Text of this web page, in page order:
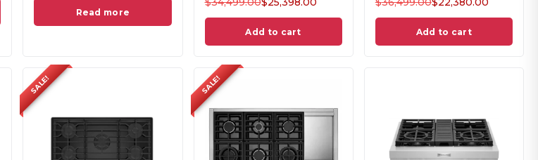
Read more
Add to cart Add to cart
SALE! SALE!